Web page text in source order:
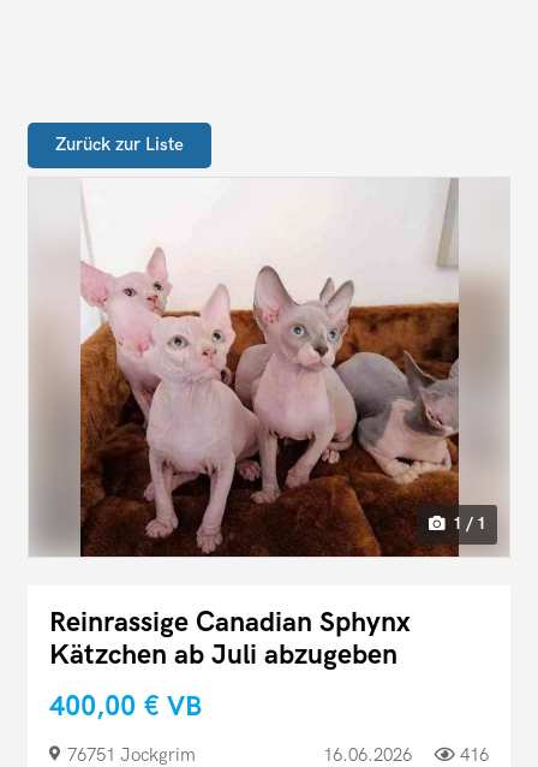
Zurück zur Liste
1 / 1
Reinrassige Canadian Sphynx
Kätzchen ab Juli abzugeben
400,00 € VB
76751 Jockgrim 16.06.2026 416